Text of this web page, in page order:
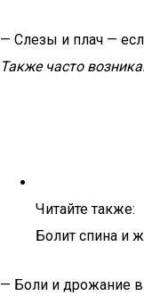
— Слезы и плач —
Также часто
Читайте также:
Болит спина и
— Боли и дрожание в